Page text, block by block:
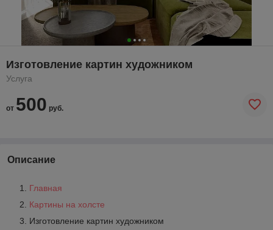
Изготовление картин художником
Услуга
от 500 руб.
Описание
Главная
Картины на холсте
Изготовление картин художником